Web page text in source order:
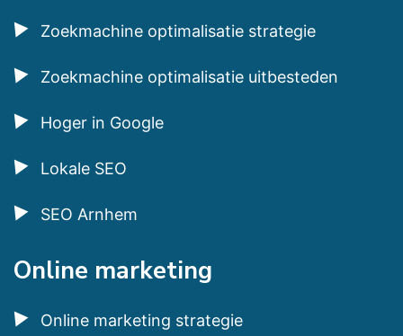
Zoekmachine optimalisatie strategie
Zoekmachine optimalisatie uitbesteden
Hoger in Google
Lokale SEO
SEO Arnhem
Online marketing
Online marketing strategie